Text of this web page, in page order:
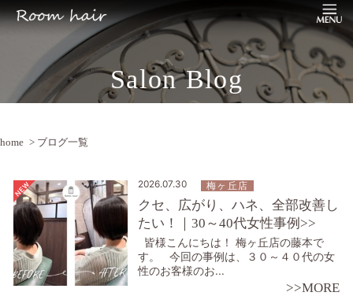
Salon Blog
home > ブログ一覧
2026.07.30 梅ヶ丘店
クセ、広がり、ハネ、全部改善し
たい！｜30～40代女性事例>>
皆様こんにちは！ 梅ヶ丘店の藤本で
す。 今回の事例は、３０～４０代の女
性のお客様のお...
>>MORE